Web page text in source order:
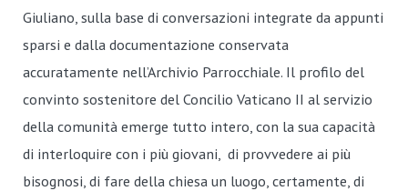
Giuliano, sulla base di conversazioni integrate da appunti
sparsi e dalla documentazione conservata
accuratamente nell’Archivio Parrocchiale. Il profilo del
convinto sostenitore del Concilio Vaticano II al servizio
della comunità emerge tutto intero, con la sua capacità
di interloquire con i più giovani, di provvedere ai più
bisognosi, di fare della chiesa un luogo, certamente, di